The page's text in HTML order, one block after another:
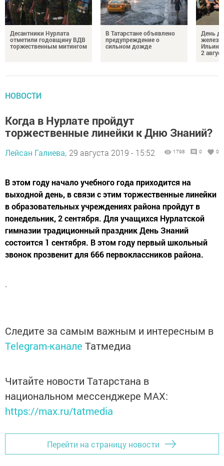
Десантники Нурлата
отметили годовщину ВДВ
торжественным митингом
В Татарстане объявлено
предупреждение о
сильном дожде
День
Ильин
2
НОВОСТИ
Когда в Нурлате пройдут
торжественные линейки к Дню Знаний?
Лейсан Галиева, 29 августа 2019 - 15:52 1798 0 0
В этом году начало учебного года приходится на
выходной день, в связи с этим торжественные линейки
в образовательных учреждениях района пройдут в
понедельник, 2 сентября. Для учащихся Нурлатской
гимназии традиционный праздник День Знаний
состоится 1 сентября. В этом году первый школьный
звонок прозвенит для 666 первоклассников района.
.
Следите за самым важным и интересным в
Telegram-канале Татмедиа
Читайте новости Татарстана в
национальном мессенджере MАХ:
https://max.ru/tatmedia
Перейти на страницу новости